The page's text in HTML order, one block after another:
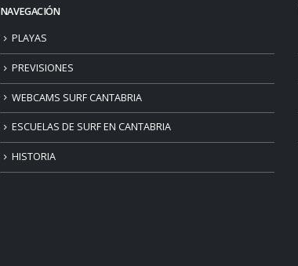
NAVEGACIÓN
PLAYAS
PREVISIONES
WEBCAMS SURF CANTABRIA
ESCUELAS DE SURF EN CANTABRIA
HISTORIA